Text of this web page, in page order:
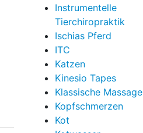
Instrumentelle
Tierchiropraktik
Ischias Pferd
ITC
Katzen
Kinesio Tapes
Klassische Massage
Kopfschmerzen
Kot